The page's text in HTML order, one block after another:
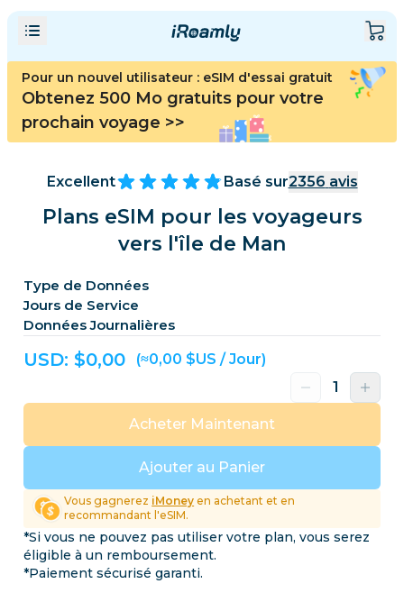
Pour un nouvel utilisateur : eSIM d'essai gratuit
Obtenez 500 Mo gratuits pour votre
prochain voyage >>
Excellent Basé sur2356 avis
Plans eSIM pour les voyageurs
vers l'île de Man
Type de Données
Jours de Service
Données Journalières
USD: $0,00 (≈0,00 $US / Jour)
Ajouter au Panier
Acheter Maintenant
Vous gagnerez iMoney en achetant et en
recommandant l'eSIM.
*Si vous ne pouvez pas utiliser votre plan, vous serez
éligible à un remboursement.
*Paiement sécurisé garanti.